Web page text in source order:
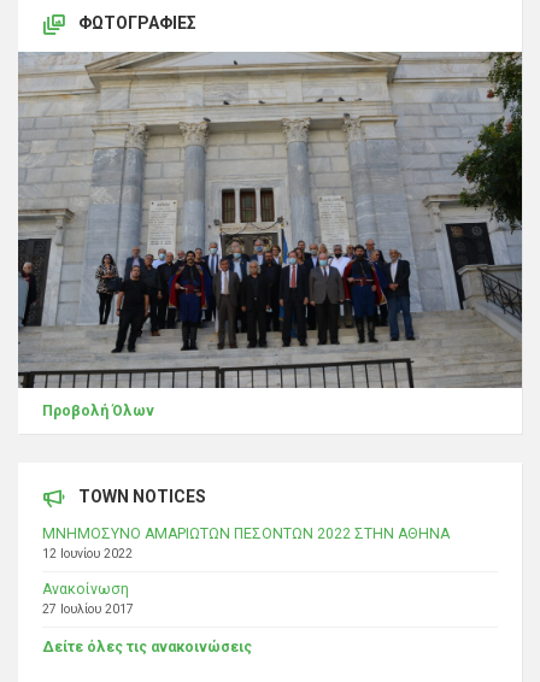
ΦΩΤΟΓΡΑΦΊΕΣ
Προβολή Όλων
TOWN NOTICES
ΜΝΗΜΟΣΥΝΟ ΑΜΑΡΙΩΤΩΝ ΠΕΣΟΝΤΩΝ 2022 ΣΤΗΝ ΑΘΗΝΑ
12 Ιουνίου 2022
Ανακοίνωση
27 Ιουλίου 2017
Δείτε όλες τις ανακοινώσεις